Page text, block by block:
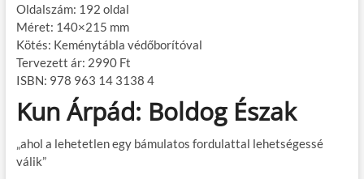
Oldalszám: 192 oldal
Méret: 140×215 mm
Kötés: Keménytábla védőborítóval
Tervezett ár: 2990 Ft
ISBN: 978 963 14 3138 4
Kun Árpád: Boldog Észak
„ahol a lehetetlen egy bámulatos fordulattal lehetségessé
válik”